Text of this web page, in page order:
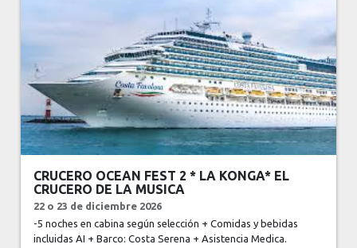
CRUCERO OCEAN FEST 2 * LA KONGA* EL
CRUCERO DE LA MUSICA
22 o 23 de diciembre 2026
-5 noches en cabina según selección + Comidas y bebidas
incluidas AI + Barco: Costa Serena + Asistencia Medica.